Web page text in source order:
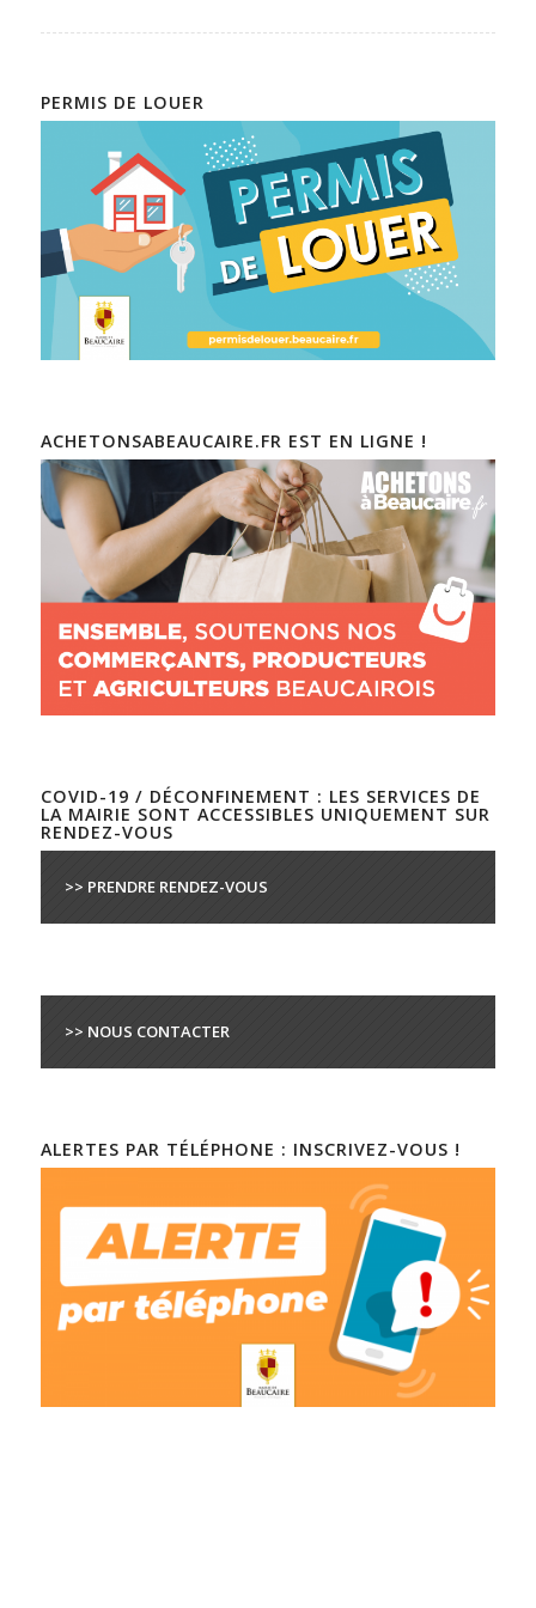
PERMIS DE LOUER
ACHETONSABEAUCAIRE.FR EST EN LIGNE !
COVID-19 / DÉCONFINEMENT : LES SERVICES DE
LA MAIRIE SONT ACCESSIBLES UNIQUEMENT SUR
RENDEZ-VOUS
>> PRENDRE RENDEZ-VOUS
>> NOUS CONTACTER
ALERTES PAR TÉLÉPHONE : INSCRIVEZ-VOUS !